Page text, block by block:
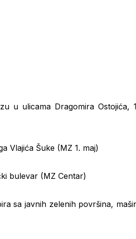
u ulicama Dragomira
Vlajića Šuke (MZ 1. maj)
bulevar (MZ Centar)
sa javnih zelenih površina,